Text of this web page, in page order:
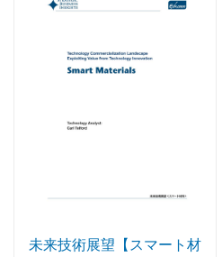
未来技術展望【スマート材